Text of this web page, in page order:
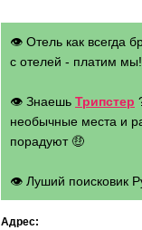
👁 Отель как всегда
с отелей - платим
👁 Знаешь Трипстер
необычные места и
порадуют 🤑
👁 Луший поисковик
Адрес: